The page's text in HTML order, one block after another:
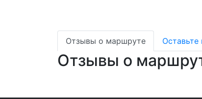
Отзывы о маршруте
Отзывы о